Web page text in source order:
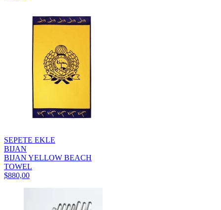
SEPETE EKLE
BIJAN
BIJAN YELLOW BEACH
TOWEL
$880,00